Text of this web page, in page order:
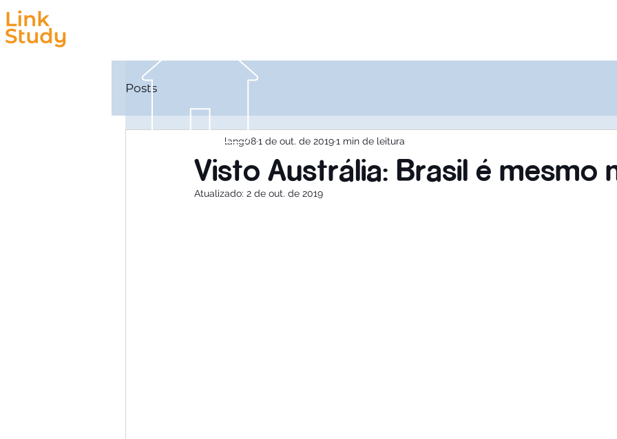
Posts
Visto Austrália: Brasil é mesmo
lang081 de out. de 20191 min de leitura
Atualizado: 2 de out. de 2019